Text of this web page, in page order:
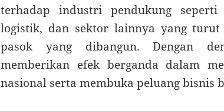
terhadap industri pendukung seperti
logistik, dan sektor lainnya yang
pasok yang dibangun. Dengan
memberikan efek berganda dalam
nasional serta membuka peluang bisnis